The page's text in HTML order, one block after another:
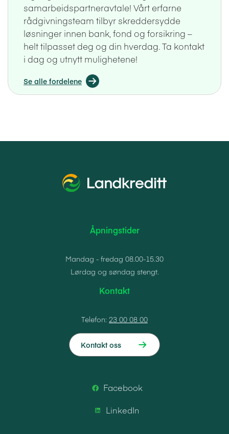
samarbeidspartneravtale! Vårt erfarne
rådgivningsteam tilbyr skreddersydde
løsninger innen bank, fond og forsikring –
helt tilpasset deg og din hverdag. Ta kontakt
i dag og utnytt mulighetene!
Se alle fordelene
Facebook
LinkedIn
Åpningstider
Mandag - fredag 08.00-15.30
Lørdag og søndag stengt.
Kontakt
Telefon: 23 00 08 00
Kontakt oss